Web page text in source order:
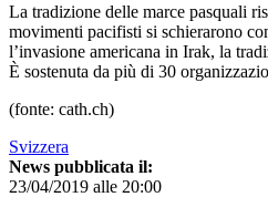
La tradizione delle marce pasquali
movimenti pacifisti si schierarono
l’invasione americana in Irak, la
È sostenuta da più di 30
(fonte: cath.ch)
Svizzera
News pubblicata il:
23/04/2019 alle 20:00